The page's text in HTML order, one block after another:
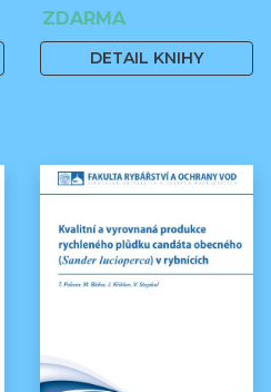
ZDARMA
DETAIL KNIHY